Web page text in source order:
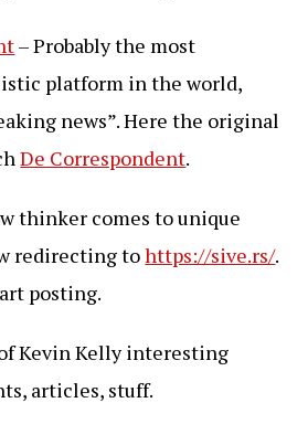
– Probably the most
platform in the world,
news”. Here the original
De Correspondent.
thinker comes to unique
redirecting tohttps://sive.rs/.
posting.
Kevin Kelly interesting
articles, stuff.